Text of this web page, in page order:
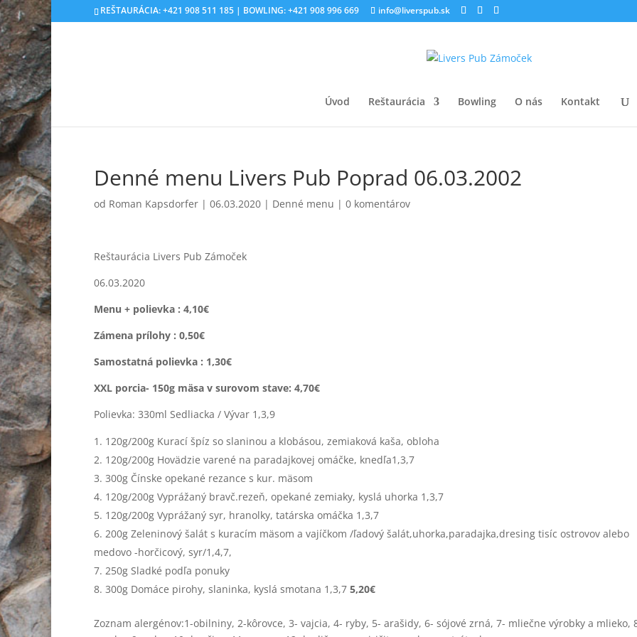
REŠTAURÁCIA: +421 908 511 185 | BOWLING: +421 908 996 669 info@liverspub.sk
Úvod Reštaurácia Bowling O nás Kontakt
Denné menu Livers Pub Poprad 06.03.2002
od Roman Kapsdorfer | 06.03.2020 | Denné menu | 0 komentárov
Reštaurácia Livers Pub Zámoček
06.03.2020
Menu + polievka : 4,10€
Zámena prílohy : 0,50€
Samostatná polievka : 1,30€
XXL porcia- 150g mäsa v surovom stave: 4,70€
Polievka: 330ml Sedliacka / Vývar 1,3,9
120g/200g Kurací špíz so slaninou a klobásou, zemiaková kaša, obloha
120g/200g Hovädzie varené na paradajkovej omáčke, knedľa1,3,7
300g Čínske opekané rezance s kur. mäsom
120g/200g Vyprážaný bravč.rezeň, opekané zemiaky, kyslá uhorka 1,3,7
120g/200g Vyprážaný syr, hranolky, tatárska omáčka 1,3,7
200g Zeleninový šalát s kuracím mäsom a vajíčkom /ľadový šalát,uhorka,paradajka,dresing tisíc ostrovov alebo
medovo -horčicový, syr/1,4,7,
250g Sladké podľa ponuky
300g Domáce pirohy, slaninka, kyslá smotana 1,3,7 5,20€
Zoznam alergénov:1-obilniny, 2-kôrovce, 3- vajcia, 4- ryby, 5- arašidy, 6- sójové zrná, 7- mliečne výrobky a mlieko,